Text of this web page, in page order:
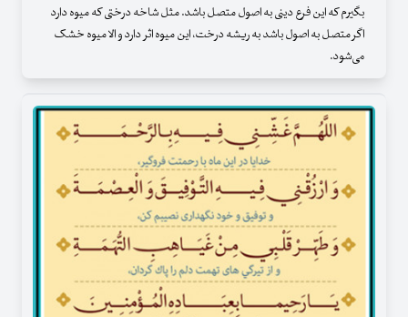
بگیرم که این فرع دینی به اصول متصل باشد. مثل شاخه درختی که میوه دارد
اگر متصل به اصول باشد به ریشه درخت، این میوه اثر دارد و الا میوه خشک
می‌شود.